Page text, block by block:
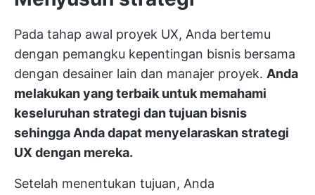
Pada tahap awal proyek UX, Anda bertemu
dengan pemangku kepentingan bisnis bersama
dengan desainer lain dan manajer proyek. Anda
melakukan yang terbaik untuk memahami
keseluruhan strategi dan tujuan bisnis
sehingga Anda dapat menyelaraskan strategi
UX dengan mereka.
Setelah menentukan tujuan, Anda